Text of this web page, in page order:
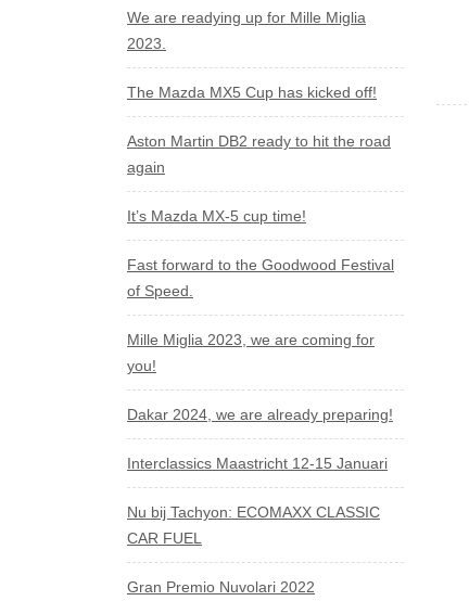
We are readying up for Mille Miglia
2023.
The Mazda MX5 Cup has kicked off!
Aston Martin DB2 ready to hit the road
again
It’s Mazda MX-5 cup time!
Fast forward to the Goodwood Festival
of Speed.
Mille Miglia 2023, we are coming for
you!
Dakar 2024, we are already preparing!
Interclassics Maastricht 12-15 Januari
Nu bij Tachyon: ECOMAXX CLASSIC
CAR FUEL
Gran Premio Nuvolari 2022